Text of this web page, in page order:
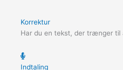
Korrektur
Har du en tekst, der trænger til
Indtaling